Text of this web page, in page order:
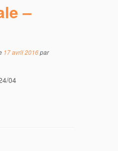
–
17 avril 2016par
04